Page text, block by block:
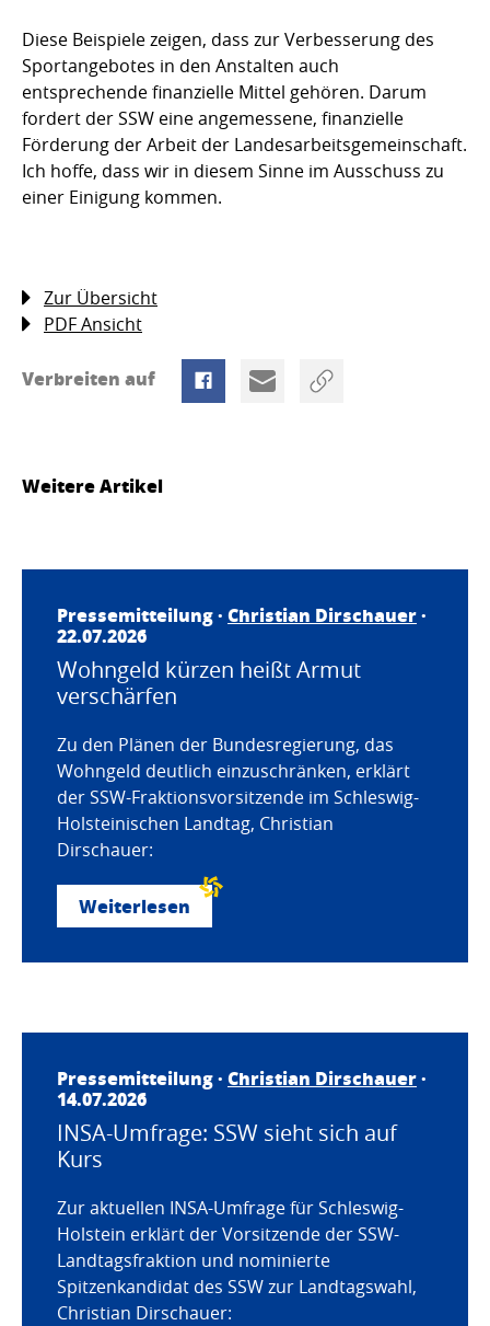
Diese Beispiele zeigen, dass zur Verbesserung des
Sportangebotes in den Anstalten auch
entsprechende finanzielle Mittel gehören. Darum
fordert der SSW eine angemessene, finanzielle
Förderung der Arbeit der Landesarbeitsgemeinschaft.
Ich hoffe, dass wir in diesem Sinne im Ausschuss zu
einer Einigung kommen.
Zur Übersicht
PDF Ansicht
Verbreiten auf
Weitere Artikel
Pressemitteilung · Christian Dirschauer·
22.07.2026
Wohngeld kürzen heißt Armut
verschärfen
Zu den Plänen der Bundesregierung, das
Wohngeld deutlich einzuschränken, erklärt
der SSW-Fraktionsvorsitzende im Schleswig-
Holsteinischen Landtag, Christian
Dirschauer:
Weiterlesen
Pressemitteilung · Christian Dirschauer·
14.07.2026
INSA-Umfrage: SSW sieht sich auf
Kurs
Zur aktuellen INSA-Umfrage für Schleswig-
Holstein erklärt der Vorsitzende der SSW-
Landtagsfraktion und nominierte
Spitzenkandidat des SSW zur Landtagswahl,
Christian Dirschauer: